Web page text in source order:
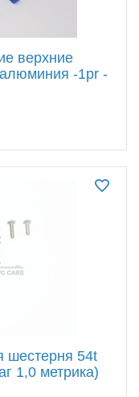
верхние
-1pr -
шестерня 54t
1,0 метрика)